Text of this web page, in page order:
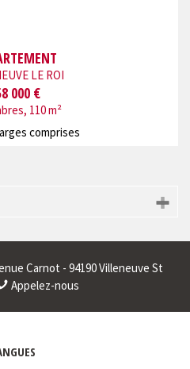
LE ROI
000 €
110 m²
comprises
Carnot - 94190 Villeneuve St
Appelez-nous